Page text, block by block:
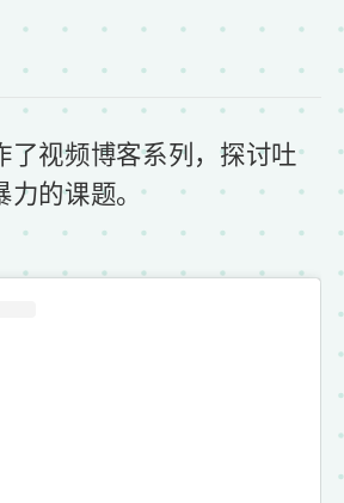
了视频博客系列，探讨吐
力的课题。